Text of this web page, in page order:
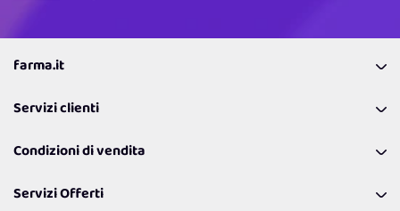
farma.it
Coupon
Lavora con noi
Politiche per la parità di genere
Servizi clienti
Richiamami
Resi
Condizioni di vendita
Spedizioni
Servizi Offerti